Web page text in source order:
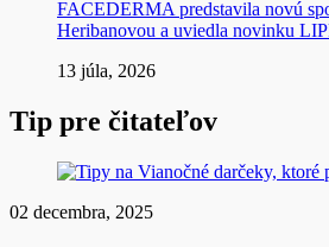
FACEDERMA predstavila novú
Heribanovou a uviedla novinku
13 júla, 2026
Tip pre čitateľov
02 decembra, 2025